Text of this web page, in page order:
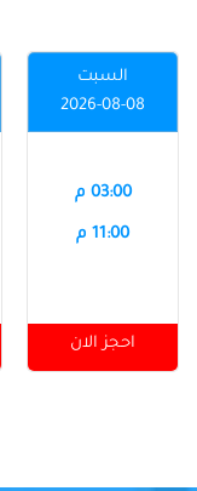
السبت
2026-08-08
03:00 م
11:00 م
احجز الان